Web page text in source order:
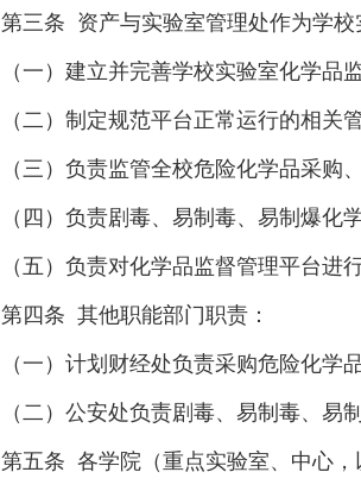
第三条 资产与实验室管理处作为学校
（一）建立并完善学校实验室化学品
（二）制定规范平台正常运行的相关
（三）负责监管全校危险化学品采购
（四）负责剧毒、易制毒、易制爆化
（五）负责对化学品监督管理平台进
第四条 其他职能部门职责：
（一）计划财经处负责采购危险化学
（二）公安处负责剧毒、易制毒、易
第五条 各学院（重点实验室、中心，